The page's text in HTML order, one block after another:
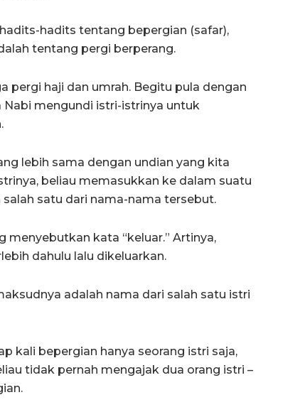
hadits tentang bepergian (safar),
tentang pergi berperang.
pergi haji dan umrah. Begitu pula dengan
Nabi mengundi istri-istrinya untuk
lebih sama dengan undian yang kita
beliau memasukkan ke dalam suatu
satu dari nama-nama tersebut.
menyebutkan kata “keluar.” Artinya,
dahulu lalu dikeluarkan.
adalah nama dari salah satu istri
kali bepergian hanya seorang istri saja,
tidak pernah mengajak dua orang istri –